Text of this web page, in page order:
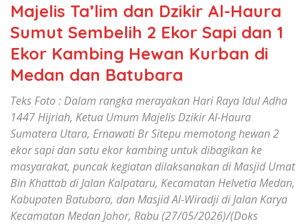
Majelis Ta’lim dan Dzikir Al-Haura
Sumut Sembelih 2 Ekor Sapi dan 1
Ekor Kambing Hewan Kurban di
Medan dan Batubara
Teks Foto : Dalam rangka merayakan Hari Raya Idul Adha
1447 Hijriah, Ketua Umum Majelis Dzikir Al-Haura
Sumatera Utara, Ernawati Br Sitepu memotong hewan 2
ekor sapi dan satu ekor kambing untuk dibagikan ke
masyarakat, puncak kegiatan dilaksanakan di Masjid Umat
Bin Khattab di Jalan Kalpataru, Kecamatan Helvetia Medan,
Kabupaten Batubara, dan Masjid Al-Wiradji di Jalan Karya
Kecamatan Medan Johor, Rabu (27/05/2026)/(Doks